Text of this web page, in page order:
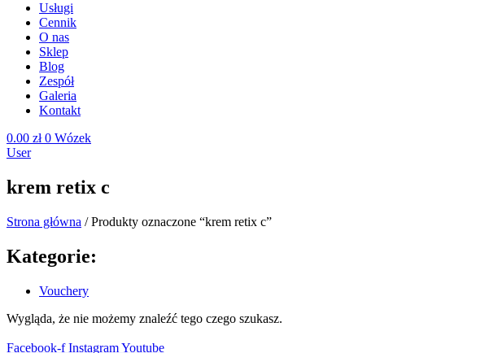
Usługi
Cennik
O nas
Sklep
Blog
Zespół
Galeria
Kontakt
0.00 zł 0 Wózek
User
krem retix c
Strona główna / Produkty oznaczone “krem retix c”
Kategorie:
Vouchery
Wygląda, że nie możemy znaleźć tego czego szukasz.
Facebook-f InstagramYoutube